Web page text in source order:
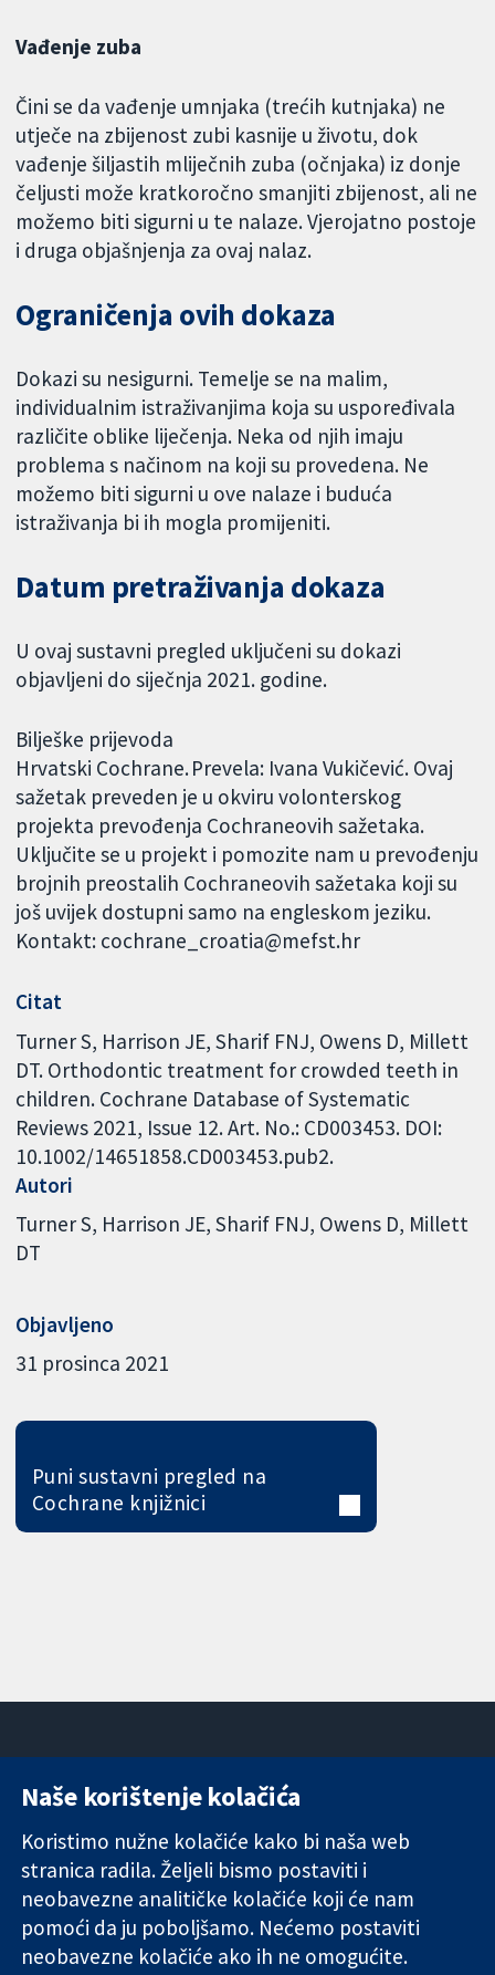
Vađenje zuba
Čini se da vađenje umnjaka (trećih kutnjaka) ne
utječe na zbijenost zubi kasnije u životu, dok
vađenje šiljastih mliječnih zuba (očnjaka) iz donje
čeljusti može kratkoročno smanjiti zbijenost, ali ne
možemo biti sigurni u te nalaze. Vjerojatno postoje
i druga objašnjenja za ovaj nalaz.
Ograničenja ovih dokaza
Dokazi su nesigurni. Temelje se na malim,
individualnim istraživanjima koja su uspoređivala
različite oblike liječenja. Neka od njih imaju
problema s načinom na koji su provedena. Ne
možemo biti sigurni u ove nalaze i buduća
istraživanja bi ih mogla promijeniti.
Datum pretraživanja dokaza
U ovaj sustavni pregled uključeni su dokazi
objavljeni do siječnja 2021. godine.
Bilješke prijevoda
Hrvatski Cochrane. Prevela: Ivana Vukičević. Ovaj
sažetak preveden je u okviru volonterskog
projekta prevođenja Cochraneovih sažetaka.
Uključite se u projekt i pomozite nam u prevođenju
brojnih preostalih Cochraneovih sažetaka koji su
još uvijek dostupni samo na engleskom jeziku.
Kontakt: cochrane_croatia@mefst.hr
Citat
Turner S, Harrison JE, Sharif FNJ, Owens D, Millett
DT. Orthodontic treatment for crowded teeth in
children. Cochrane Database of Systematic
Reviews 2021, Issue 12. Art. No.: CD003453. DOI:
10.1002/14651858.CD003453.pub2.
Autori
Turner S Harrison JE Sharif FNJ Owens D Millett
DT
Objavljeno
31 prosinca 2021
Puni sustavni pregled na
Cochrane knjižnici
Pouzdani dokazi.
Utemeljeni
dokazi.
Bolje zdravlje.
11-13 Cavendish
London
W1G 0AN
Ujedinjeno
Kraljevstvo
Novosti
medije
O nama
Poslovi
Cochrane
Naše korištenje kolačića
Koristimo nužne kolačiće kako bi naša web
stranica radila. Željeli bismo postaviti i
neobavezne analitičke kolačiće koji će nam
pomoći da ju poboljšamo. Nećemo postaviti
neobavezne kolačiće ako ih ne omogućite.